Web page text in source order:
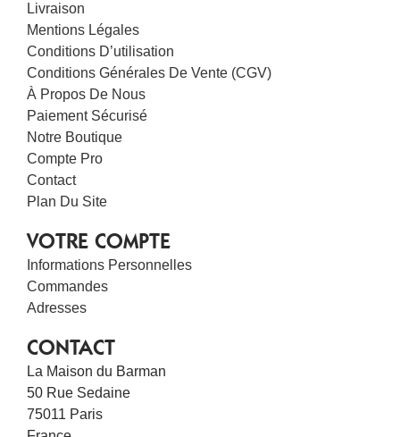
Livraison
Mentions Légales
Conditions D’utilisation
Conditions Générales De Vente (CGV)
À Propos De Nous
Paiement Sécurisé
Notre Boutique
Compte Pro
Contact
Plan Du Site
VOTRE COMPTE
Informations Personnelles
Commandes
Adresses
CONTACT
La Maison du Barman
50 Rue Sedaine
75011 Paris